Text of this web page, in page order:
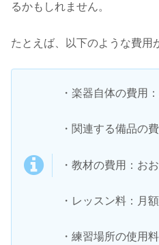
るかもしれません。
たとえば、以下のような費用
・楽器自体の費用
・関連する備品の
・教材の費用：お
・レッスン料：月
・練習場所の使用